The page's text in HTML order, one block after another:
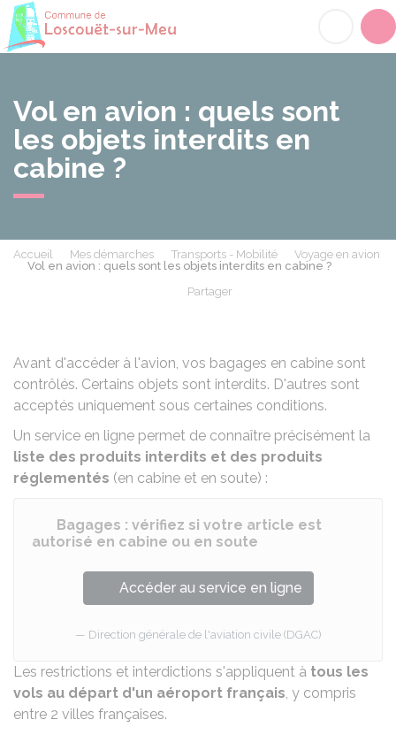
Vol en avion : quels sont
les objets interdits en
cabine ?
Accueil Mes démarches Transports - Mobilité
Voyage en avion
Vol en avion : quels sont les objets interdits en cabine ?
Partager
Avant d'accéder à l'avion, vos bagages en cabine sont
contrôlés. Certains objets sont interdits. D'autres sont
acceptés uniquement sous certaines conditions.
Un service en ligne permet de connaître précisément la
liste des produits interdits et des produits
réglementés (en cabine et en soute) :
Bagages : vérifiez si votre article est
autorisé en cabine ou en soute
Accéder au service en ligne
Direction générale de l'aviation civile (DGAC)
Les restrictions et interdictions s'appliquent à tous les
vols au départ d'un aéroport français, y compris
entre 2 villes françaises.